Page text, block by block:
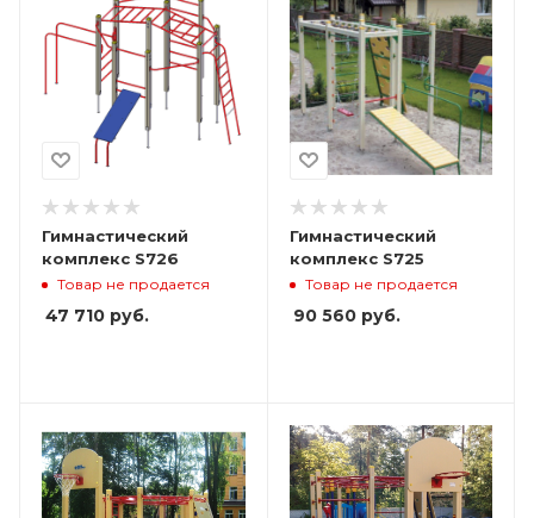
Гимнастический
комплекс S726
Товар не продается
47 710 руб.
Гимнастический
комплекс S725
Товар не продается
90 560руб.